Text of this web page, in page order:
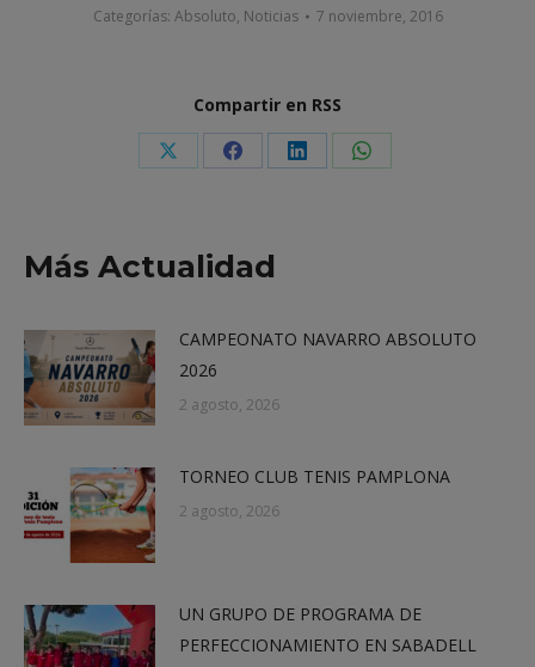
Categorías: Absoluto, Noticias 7 noviembre, 2016
Compartir en RSS
Share Share Share Share
Más Actualidad
CAMPEONATO NAVARRO ABSOLUTO
2026
2 agosto, 2026
TORNEO CLUB TENIS PAMPLONA
2 agosto, 2026
UN GRUPO DE PROGRAMA DE
PERFECCIONAMIENTO EN SABADELL